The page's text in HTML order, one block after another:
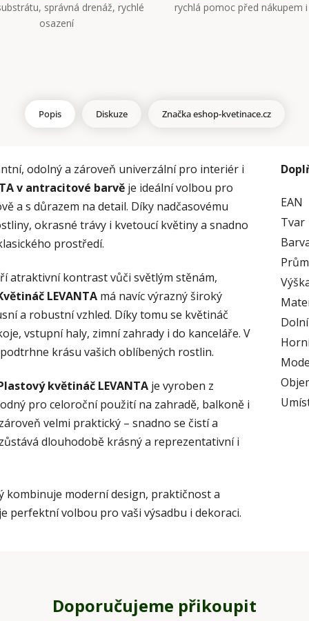
správná drenáž, rychlé
osazení
rychlá pomoc před nákupem
Popis Diskuze Značkaeshop-kvetinace.cz
odolný a zároveň univerzální pro interiér i
v antracitové barvě je ideální volbou pro
a s důrazem na detail. Díky nadčasovému
okrasné trávy i kvetoucí květiny a snadno
prostředí.
atraktivní kontrast vůči světlým stěnám,
LEVANTA má navíc výrazný široký
a robustní vzhled. Díky tomu se květináč
vstupní haly, zimní zahrady i do kanceláře. V
krásu vašich oblíbených rostlin.
květináč LEVANTA je vyroben z
pro celoroční použití na zahradě, balkoně i
velmi praktický – snadno se čistí a
dlouhodobě krásný a reprezentativní i
kombinuje moderní design, praktičnost a
perfektní volbou pro vaši výsadbu i dekoraci.
EAN
Tvar
Doporučujeme přikoupit